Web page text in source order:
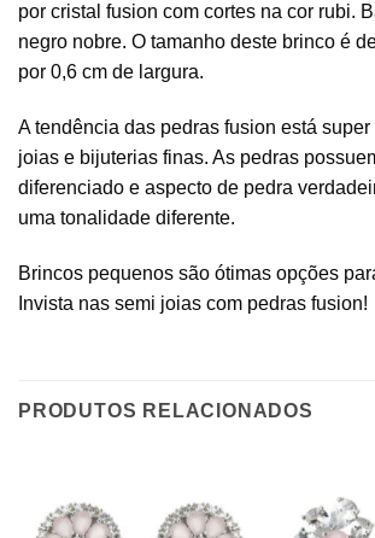
por cristal fusion com cortes na cor rubi.
negro nobre. O tamanho deste brinco é
por 0,6 cm de largura.
A tendência das pedras fusion está
joias e bijuterias finas. As pedras
diferenciado e aspecto de pedra
uma tonalidade diferente.
Brincos pequenos são ótimas opções
Invista nas semi joias com pedras fusion!
PRODUTOS RELACIONADOS